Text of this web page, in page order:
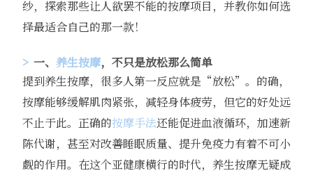
纱，探索那些让人欲罢不能的按摩项目，并教你如何选
择最适合自己的那一款！
一、 养生按摩，不只是放松那么简单
提到养生按摩，很多人第一反应就是“放松”。的确，
按摩能够缓解肌肉紧张，减轻身体疲劳，但它的好处远
不止于此。正确的按摩手法还能促进血液循环，加速新
陈代谢，甚至对改善睡眠质量、提升免疫力有着不可小
觑的作用。在这个亚健康横行的时代，养生按摩无疑成